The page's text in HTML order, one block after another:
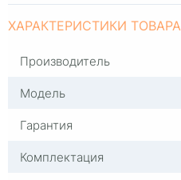
ХАРАКТЕРИСТИКИ ТОВАРА
Производитель
Модель
Гарантия
Комплектация